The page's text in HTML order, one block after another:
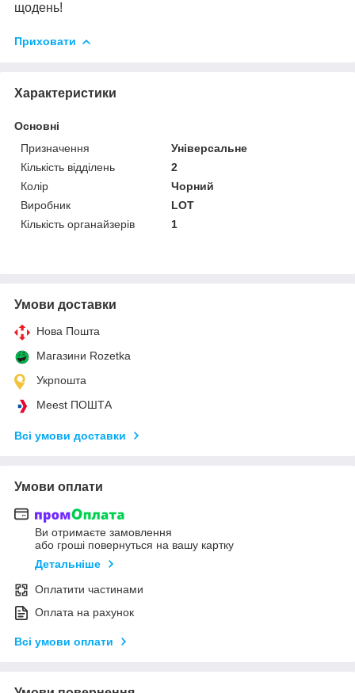
щодень!
Приховати
Характеристики
Основні
Призначення
Універсальне
Кількість відділень
2
Колір
Чорний
Виробник
LOT
Кількість органайзерів
1
Умови доставки
Нова Пошта
Магазини Rozetka
Укрпошта
Meest ПОШТА
Всі умови доставки
Умови оплати
Ви отримаєте замовлення
або гроші повернуться на вашу картку
Детальніше
Оплатити частинами
Оплата на рахунок
Всі умови оплати